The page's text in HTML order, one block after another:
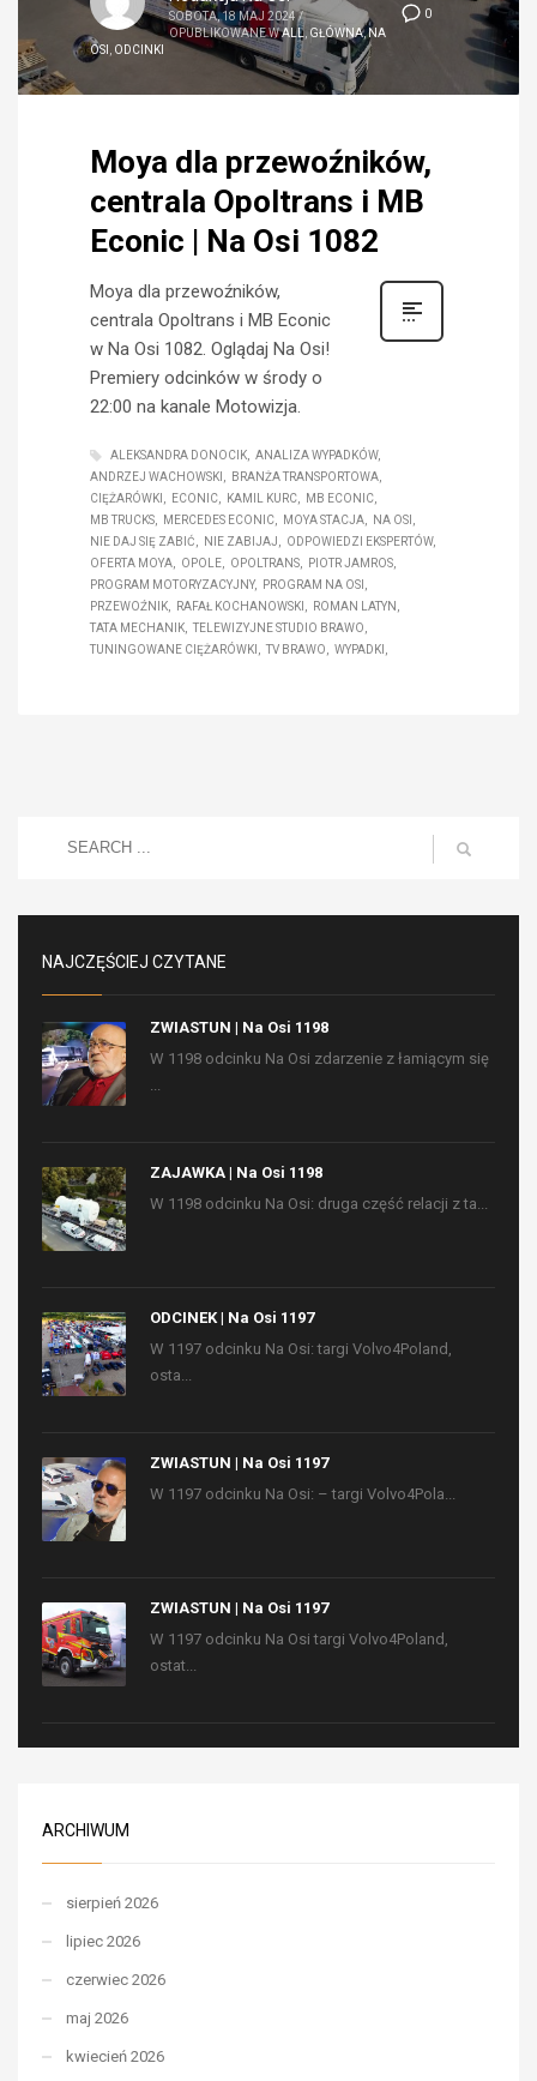
0
SOBOTA, 18 MAJ 2024/
OPUBLIKOWANE WALL GŁÓWNA,NA
OSI
ODCINKI
Moya dla przewoźników,
centrala Opoltrans i MB
Econic | Na Osi 1082
Moya dla przewoźników,
centrala Opoltrans i MB Econic
w Na Osi 1082. Oglądaj Na Osi!
Premiery odcinków w środy o
22:00 na kanale Motowizja.
ALEKSANDRA DONOCIK
ANALIZA WYPADKÓW
ANDRZEJ WACHOWSKI
BRANŻA TRANSPORTOWA
CIĘŻARÓWKI
ECONIC KAMIL KURC
MB ECONIC
MB TRUCKS
MERCEDES ECONIC MOYA STACJA
NA OSI
NIE DAJ SIĘ ZABIĆ
NIE ZABIJAJ
ODPOWIEDZI EKSPERTÓW
OFERTA MOYA
OPOLE OPOLTRANS
PIOTR JAMROS
PROGRAM MOTORYZACYJNY
PROGRAM NA OSI
PRZEWOŹNIK
RAFAŁ KOCHANOWSKI
ROMAN LATYN
TATA MECHANIK
TELEWIZYJNE STUDIO BRAWO
TUNINGOWANE CIĘŻARÓWKI
TV BRAWO WYPADKI
NAJCZĘŚCIEJ CZYTANE
ZWIASTUN | Na Osi 1198
W 1198 odcinku Na Osi zdarzenie z łamiącym się
ZAJAWKA | Na Osi 1198
W 1198 odcinku Na Osi: druga część relacji z ta...
ODCINEK | Na Osi 1197
W 1197 odcinku Na Osi: targi Volvo4Poland,
osta...
ZWIASTUN | Na Osi 1197
W 1197 odcinku Na Osi: – targi Volvo4Pola...
ZWIASTUN | Na Osi 1197
W 1197 odcinku Na Osi targi Volvo4Poland,
ostat...
ARCHIWUM
sierpień 2026
lipiec 2026
czerwiec 2026
maj 2026
kwiecień 2026